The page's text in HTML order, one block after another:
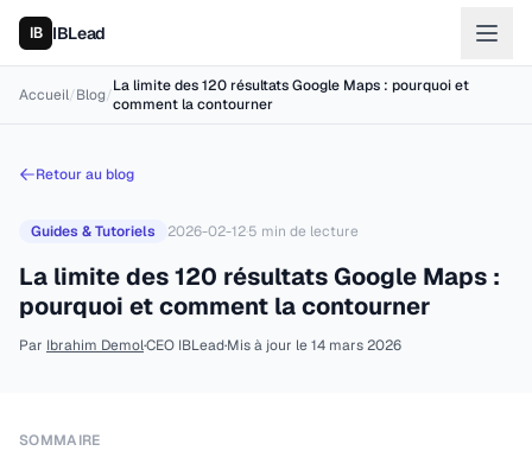
IBLead
Accueil/Blog/La limite des 120 résultats Google Maps : pourquoi et
comment la contourner
Retour au blog
Guides & Tutoriels 2026-02-12·5 min de lecture
La limite des 120 résultats Google Maps :
pourquoi et comment la contourner
Par Ibrahim Demol·CEO IBLead·Mis à jour le14 mars 2026
SOMMAIRE